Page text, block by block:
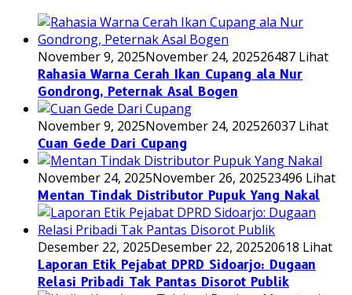
November 9, 2025November 24, 202526487 Lihat
Rahasia Warna Cerah Ikan Cupang ala Nur
Gondrong, Peternak Asal Bogen
November 9, 2025November 24, 202526037 Lihat
Cuan Gede Dari Cupang
November 24, 2025November 26, 202523496 Lihat
Mentan Tindak Distributor Pupuk Yang Nakal
Desember 22, 2025Desember 22, 202520618 Lihat
Laporan Etik Pejabat DPRD Sidoarjo: Dugaan
Relasi Pribadi Tak Pantas Disorot Publik